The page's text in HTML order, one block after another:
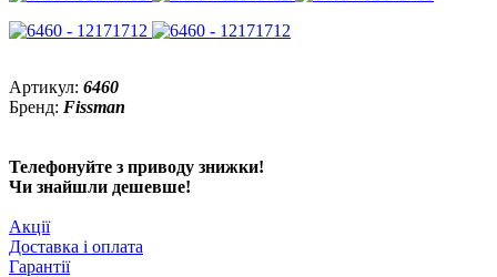
Артикул: 6460
Бренд: Fissman
Телефонуйте з приводу знижки!
Чи знайшли дешевше!
Акції
Доставка і оплата
Гарантії